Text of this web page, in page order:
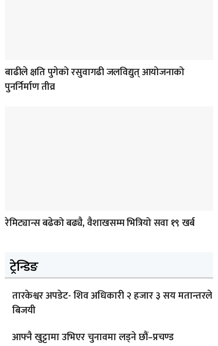
बाढीले क्षति पुगेको रसुवागढी जलविद्युत् आयोजनाको
पुनर्निर्माण तीव्र
रेमिट्यान्स बढेको बढ्यै, वैशाखसम्म भित्रियो सवा १९ खर्ब
ट्रेन्डिङ
तारकेश्वर अपडेट- शिव अधिकारी २ हजार ३ सय मतान्तरले
बिजयी
आफ्नै खुट्टामा उभिएर चुनावमा लड्ने छौं–प्रचण्ड